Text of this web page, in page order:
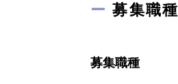
ー募集職種
募集職種